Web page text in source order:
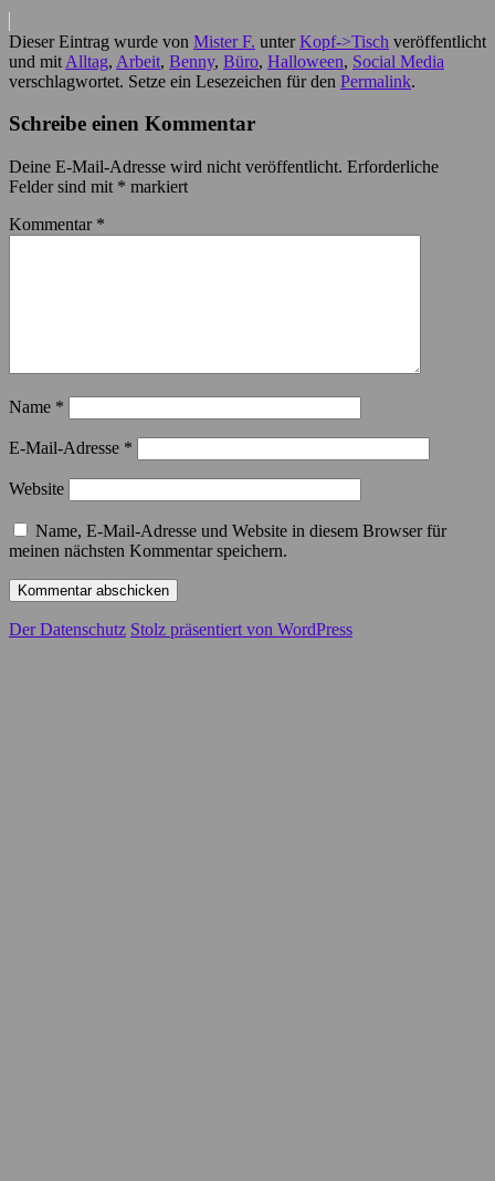
Dieser Eintrag wurde von Mister F. unterKopf->Tisch veröffentlicht
und mit Alltag, Arbeit, Benny, Büro, Halloween, Social Media
verschlagwortet. Setze ein Lesezeichen für den Permalink.
Schreibe einen Kommentar
Deine E-Mail-Adresse wird nicht veröffentlicht. Erforderliche
Felder sind mit * markiert
Kommentar *
Name *
E-Mail-Adresse *
Website
Name, E-Mail-Adresse und Website in diesem Browser für
meinen nächsten Kommentar speichern.
Der Datenschutz Stolz präsentiert von WordPress